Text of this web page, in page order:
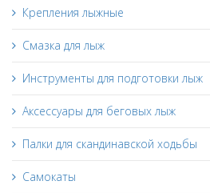
Крепления лыжные
Смазка для лыж
Инструменты для подготовки лыж
Аксессуары для беговых лыж
Палки для скандинавской ходьбы
Самокаты